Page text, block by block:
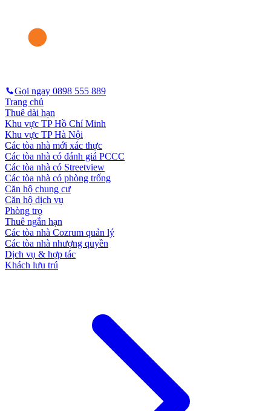
Gọi ngay 0898 555 889
Trang chủ
Thuê dài hạn
Khu vực TP Hồ Chí Minh
Khu vực TP Hà Nội
Các tòa nhà mới xác thực
Các tòa nhà có đánh giá PCCC
Các tòa nhà có Streetview
Các tòa nhà có phòng trống
Căn hộ chung cư
Căn hộ dịch vụ
Phòng trọ
Thuê ngắn hạn
Các tòa nhà Cozrum quản lý
Các tòa nhà nhượng quyền
Dịch vụ & hợp tác
Khách lưu trú